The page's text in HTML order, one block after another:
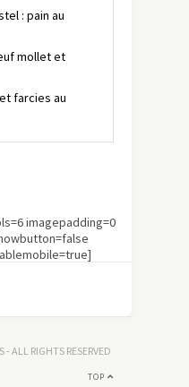
: pain au
mollet et
farcies au
imagepadding=0
ALL RIGHTS RESERVED
TOP